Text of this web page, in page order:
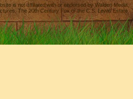
is not affiliated with or endorsed byWalden Media
,The 20th Century Fox or the C.S. Lewis Estate.